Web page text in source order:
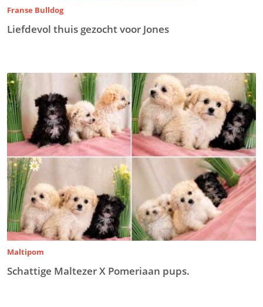
Franse Bulldog
Liefdevol thuis gezocht voor Jones
Maltipom
Schattige Maltezer X Pomeriaan pups.